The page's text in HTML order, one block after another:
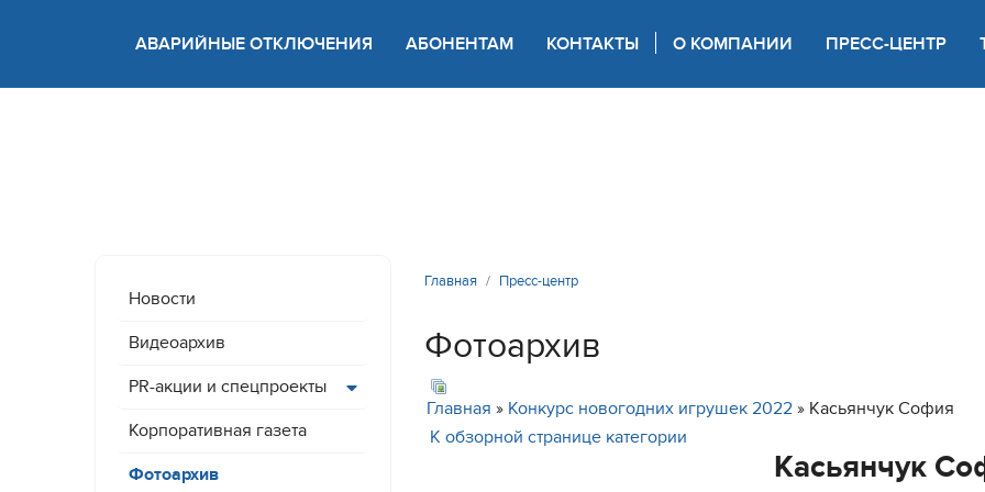
Версия для слабовидящих
АВАРИЙНЫЕ ОТКЛЮЧЕНИЯ АБОНЕНТАМ КОНТАКТЫ О КОМПАНИИ ПРЕСС-ЦЕНТР
Новости
Видеоархив
PR-акции и спецпроекты
Корпоративная газета
Фотоархив
Главная Пресс-центр
Фотоархив
Главная » Конкурс новогодних игрушек 2022 » Касьянчук София
К обзорной странице категории
Касьянчук